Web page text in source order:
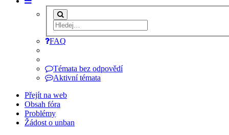
FAQ
Témata bez odpovědí
Aktivní témata
Přejít na web
Obsah fóra
Problémy
Žádost o unban